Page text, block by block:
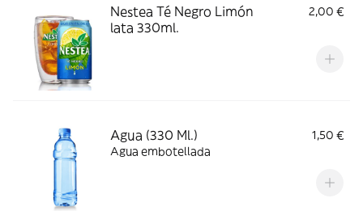
Nestea Té Negro Limón
lata 330ml.
2,00 €
Agua (330 Ml.)
1,50 €
Agua embotellada